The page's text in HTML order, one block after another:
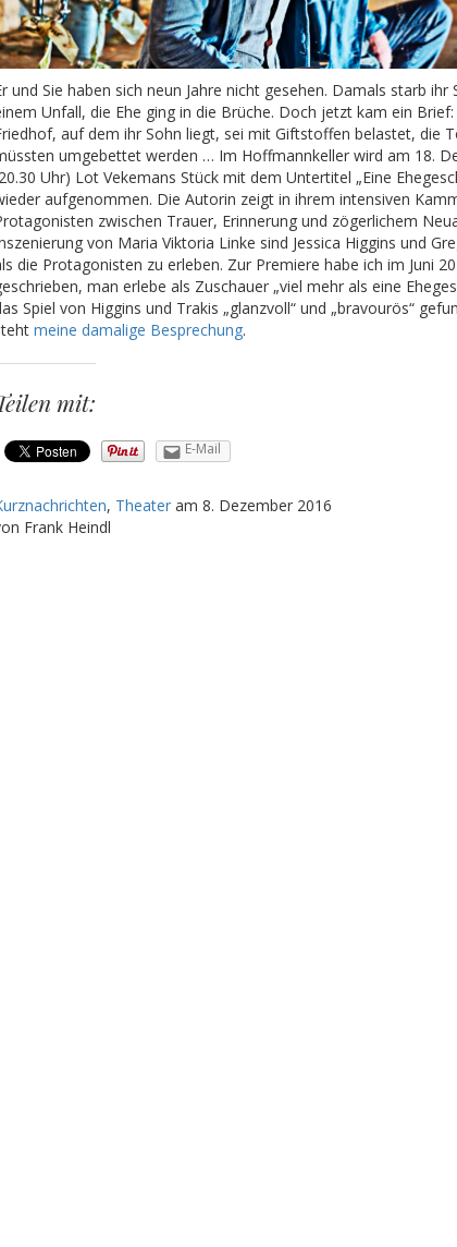
und Sie haben sich neun Jahre nicht gesehen. Damals starb ihr
Unfall, die Ehe ging in die Brüche. Doch jetzt kam ein
auf dem ihr Sohn liegt, sei mit Giftstoffen belastet, die
umgebettet werden … Im Hoffmannkeller wird am 18.
Uhr) Lot Vekemans Stück mit dem Untertitel „Eine
aufgenommen. Die Autorin zeigt in ihrem intensiven
zwischen Trauer, Erinnerung und zögerlichem
von Maria Viktoria Linke sind Jessica Higgins und
die Protagonisten zu erleben. Zur Premiere habe ich im Juni
man erlebe als Zuschauer „viel mehr als eine
Spiel von Higgins und Trakis „glanzvoll“ und „bravourös“
meine damalige Besprechung.
mit:
E-Mail
, Theater am 8. Dezember 2016
Frank Heindl